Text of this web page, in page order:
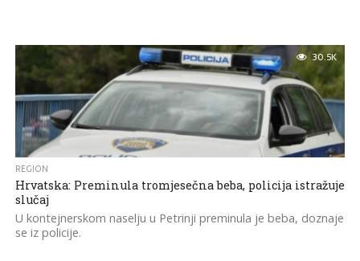
30.5K
REGION
Hrvatska: Preminula tromjesečna beba, policija istražuje
slučaj
U kontejnerskom naselju u Petrinji preminula je beba, doznaje
se iz policije.